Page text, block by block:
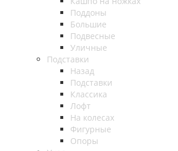
Поддоны
Большие
Подвесные
Уличные
Подставки
Назад
Подставки
Классика
Лофт
На колесах
Фигурные
Опоры